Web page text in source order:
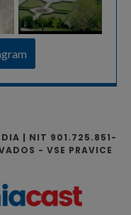
| NIT 901.725.851-
- VSE PRAVICE